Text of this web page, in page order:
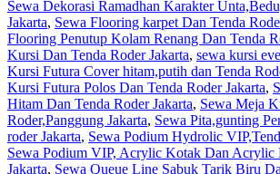
Sewa Dekorasi Ramadhan Karakter
Jakarta, Sewa Flooring karpet Dan Tenda
Flooring Penutup Kolam Renang Dan Tenda
Kursi Dan Tenda Roder Jakarta, sewa kursi
Kursi Futura Cover hitam,putih dan Tenda
Kursi Futura Polos Dan Tenda Roder Jakarta,
Hitam Dan Tenda Roder Jakarta, Sewa Meja
Roder,Panggung Jakarta, Sewa Pita,gunting
roder Jakarta, Sewa Podium Hydrolic
Sewa Podium VIP, Acrylic Kotak Dan Acrylic
Jakarta, Sewa Queue Line Sabuk Tarik Biru